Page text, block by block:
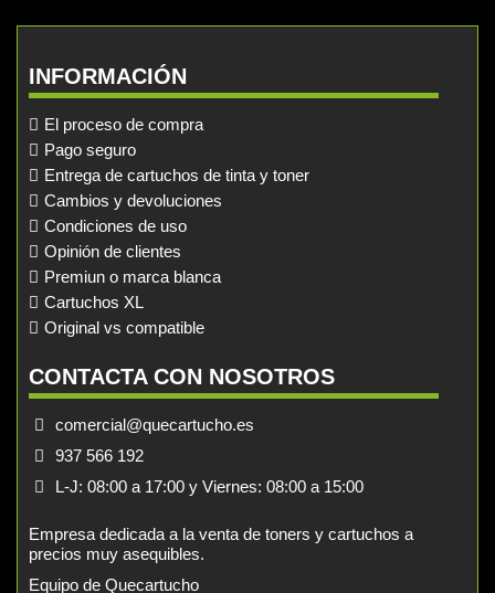
INFORMACIÓN
El proceso de compra
Pago seguro
Entrega de cartuchos de tinta y toner
Cambios y devoluciones
Condiciones de uso
Opinión de clientes
Premiun o marca blanca
Cartuchos XL
Original vs compatible
CONTACTA CON NOSOTROS
comercial@quecartucho.es
937 566 192
L-J: 08:00 a 17:00 y Viernes: 08:00 a 15:00
Empresa dedicada a la venta de toners y cartuchos a
precios muy asequibles.
Equipo de Quecartucho